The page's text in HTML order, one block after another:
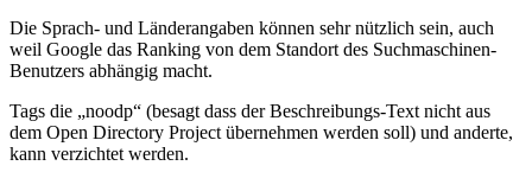
Die Sprach- und Länderangaben können sehr nützlich sein, auch
weil Google das Ranking von dem Standort des Suchmaschinen-
Benutzers abhängig macht.
Tags die „noodp“ (besagt dass der Beschreibungs-Text nicht aus
dem Open Directory Project übernehmen werden soll) und anderte,
kann verzichtet werden.